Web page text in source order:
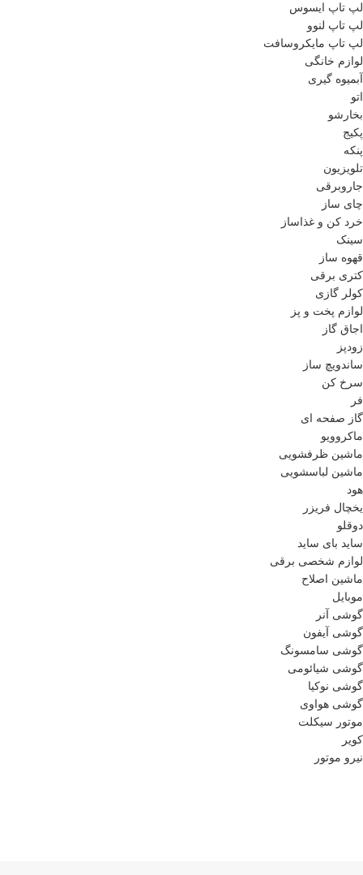
لپ تاپ ایسوس
لپ تاپ لنوو
لپ تاپ مایکروسافت
لوازم خانگی
آبمیوه گیری
اتو
بخارشو
پکیج
پنکه
تلویزیون
جاروبرقی
چای ساز
خرد کن و غذاساز
سینک
قهوه ساز
کتری برقی
کولر گازی
لوازم پخت و پز
اجاق گاز
زودپز
ساندویچ ساز
سرخ کن
فر
گاز صفحه ای
ماکروویو
ماشین ظرفشویی
ماشین لباسشویی
هود
یخچال فریزر
دوقلو
ساید بای ساید
لوازم شخصی برقی
ماشین اصلاح
موبایل
گوشی آنر
گوشی آیفون
گوشی سامسونگ
گوشی شیائومی
گوشی نوکیا
گوشی هواوی
موتور سیکلت
کویر
نیرو موتور